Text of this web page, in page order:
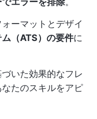
ーマットとデザイ
（ATS）の要件に
いた効果的なフレ
たのスキルをアピ